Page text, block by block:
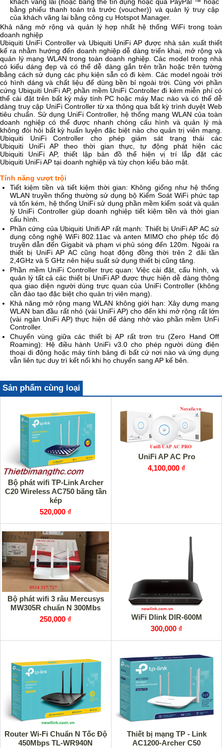
bằng phiếu thanh toán trả trước (voucher)) và quản lý truy cập
của khách vãng lai bằng công cụ Hotspot Manager.
Khả năng mở rộng và quản lý hợp nhất hệ thống WiFi trong toàn
doanh nghiệp
Ubiquiti UniFi Controller và Ubiquiti UniFi AP được nhà sản xuất thiết
kế ra nhằm hướng đến doanh nghiệp dễ dàng triển khai, mở rộng và
quản lý mạng WLAN trong toàn doanh nghiệp. Các model trong nhà
có kiểu dáng đẹp và có thể dễ dàng gắn trên trần hoặc trên tường
bằng cách sử dụng các phụ kiện sẵn có đi kèm. Các model ngoài trời
có hình dáng và chất liệu để dùng bền bỉ ngoài trời. Cùng với phần
cứng Ubiquiti UniFi AP, phần mềm UniFi Controller đi kèm miễn phí có
thể cài đặt trên bất kỳ máy tính PC hoặc máy Mac nào và có thể dễ
dàng truy cập UniFi Controller từ xa thông qua bất kỳ trình duyệt Web
tiêu chuẩn. Sử dụng UniFi Controller, hệ thống mạng WLAN của toàn
doanh nghiệp có thể được nhanh chóng cấu hình và quản lý mà
không đòi hỏi bất kỳ huấn luyện đặc biệt nào cho quản trị viên mạng.
Ubiquiti UniFi Controller cho phép giám sát trạng thái các
Ubiquiti UniFi AP theo thời gian thực, tự động phát hiện các
Ubiquiti UniFi AP, thiết lập bản đồ thể hiện vị trí lắp đặt các
Ubiquiti UniFi AP tại doanh nghiệp và tùy chọn kiểu bảo mật.
Tính năng vượt trội
Tiết kiệm tiền và tiết kiệm thời gian: Không giống như hệ thống
WLAN truyền thống thường sử dụng bộ Kiểm Soát WiFi phức tạp
và tốn kém, hệ thống UniFi sử dụng phần mềm kiểm soát và quản
lý UniFi Controller giúp doanh nghiệp tiết kiệm tiền và thời gian
cấu hình.
Phần cứng của Ubiquiti Unifi AP rất mạnh: Thiết bị UniFi AP AC sử
dụng công nghệ WiFi 802.11ac và anten MIMO cho phép tốc độ
truyền dẫn đến Gigabit và phạm vi phủ sóng đến 120m. Ngoài ra
thiết bị UniFi AP AC cũng hoạt động đồng thời trên 2 dãi tần
2,4GHz và 5 GHz nên hiệu suất sử dụng thiết bị cũng tăng.
Phần mềm UniFi Controller trực quan: Việc cài đặt, cấu hình, và
quản lý tất cả các thiết bị UniFi AP được thực hiện dễ dàng thông
qua giao diện người dùng trực quan của UniFi Controller (không
cần đào tạo đặc biệt cho quản trị viên mạng).
Khả năng mở rộng mạng WLAN không giới hạn: Xây dựng mạng
WLAN ban đầu rất nhỏ (vài UniFi AP) cho đến khi mở rộng rất lớn
(vài ngàn UniFi AP) thực hiện dể dàng nhờ vào phần mềm UnFi
Controller.
Chuyển vùng giữa các thiết bị AP rất trơn tru (Zero Hand Off
Roaming): Hệ điều hành UniFi v3.0 cho phép người dùng điện
thoại di động hoặc máy tính bảng đi bất cứ nơi nào và ứng dụng
vẫn liên tục duy trì kết nối khi họ chuyển sang AP kế bên.
Sản phẩm cùng loại
Bộ phát wifi TP-Link Archer
C20 Wireless AC750 băng tần
kép
520,000 ₫
UniFi AP AC Pro
4,100,000 ₫
Bộ phát wifi 3 râu Mercusys
MW305R chuẩn N 300Mbs
250,000 ₫
WiFi Dlink DIR-600M
300,000 ₫
Router Wi-Fi Chuẩn N Tốc Độ
450Mbps TL-WR940N
Thiết bị mạng TP - Link
AC1200-Archer C50